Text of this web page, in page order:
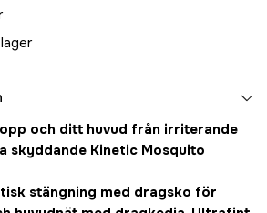
och ditt huvud från irriterande
skyddande Kinetic Mosquito
stängning med dragsko för